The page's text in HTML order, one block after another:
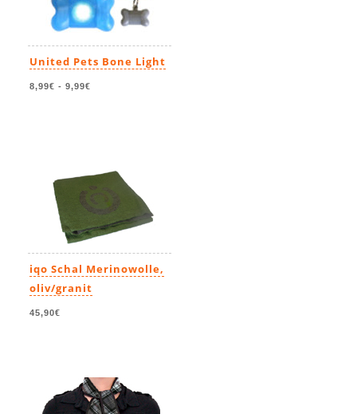
United Pets Bone Light
8,99€ - 9,99€
iqo Schal Merinowolle,
oliv/granit
45,90€